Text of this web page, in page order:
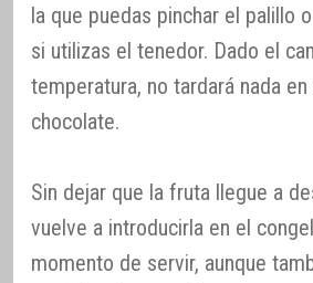
la que puedas pinchar el palillo
si utilizas el tenedor. Dado el
temperatura, no tardará nada
chocolate.
Sin dejar que la fruta llegue a
vuelve a introducirla en el
momento de servir, aunque